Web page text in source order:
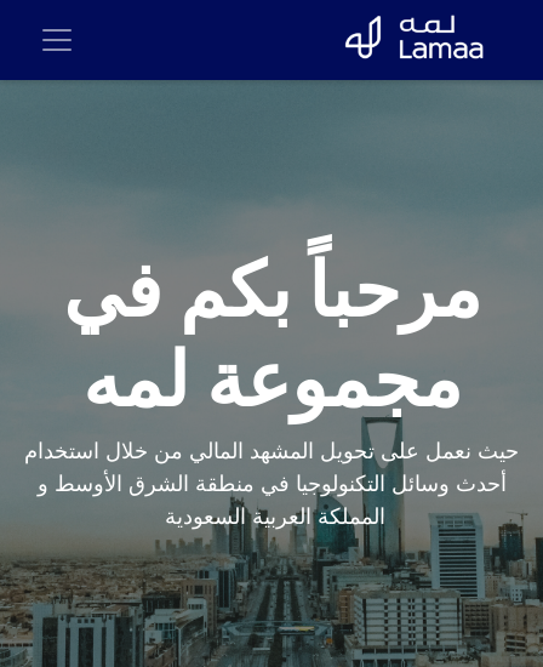
مرحباً بكم في
مجموعة لمه
حيث نعمل على تحويل المشهد المالي من خلال استخدام
أحدث وسائل التكنولوجيا في منطقة الشرق الأوسط و
المملكة العربية السعودية